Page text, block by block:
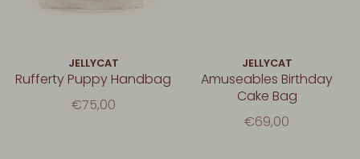
JELLYCAT
Rufferty Puppy Handbag
€75,00
JELLYCAT
Amuseables Birthday
Cake Bag
€69,00